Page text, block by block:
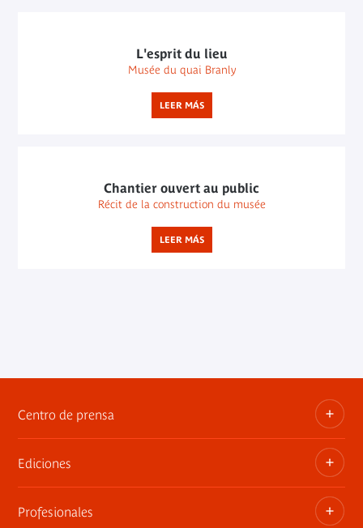
L'esprit du lieu
Musée du quai Branly
LEER MÁS
Chantier ouvert au public
Récit de la construction du musée
LEER MÁS
Centro de prensa
Dosieres, comunicados de prensa, anuncios de
exposiciones
Ediciones
Las publicaciones del museo
Profesionales